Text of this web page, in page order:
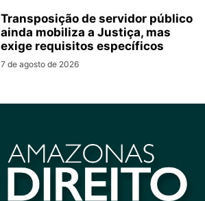
Transposição de servidor público
ainda mobiliza a Justiça, mas
exige requisitos específicos
7 de agosto de 2026